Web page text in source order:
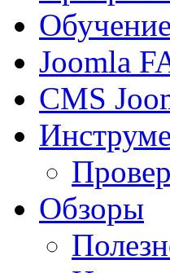
Обучение
Joomla
CMS
Обзоры